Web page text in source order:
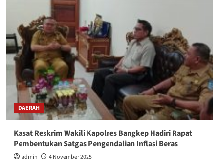
DAERAH
Kasat Reskrim Wakili Kapolres Bangkep Hadiri Rapat
Pembentukan Satgas Pengendalian Inflasi Beras
admin 4 November 2025